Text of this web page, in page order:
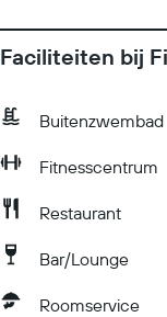
Faciliteiten bij
Buitenzwembad
Fitnesscentrum
Restaurant
Bar/Lounge
Roomservice